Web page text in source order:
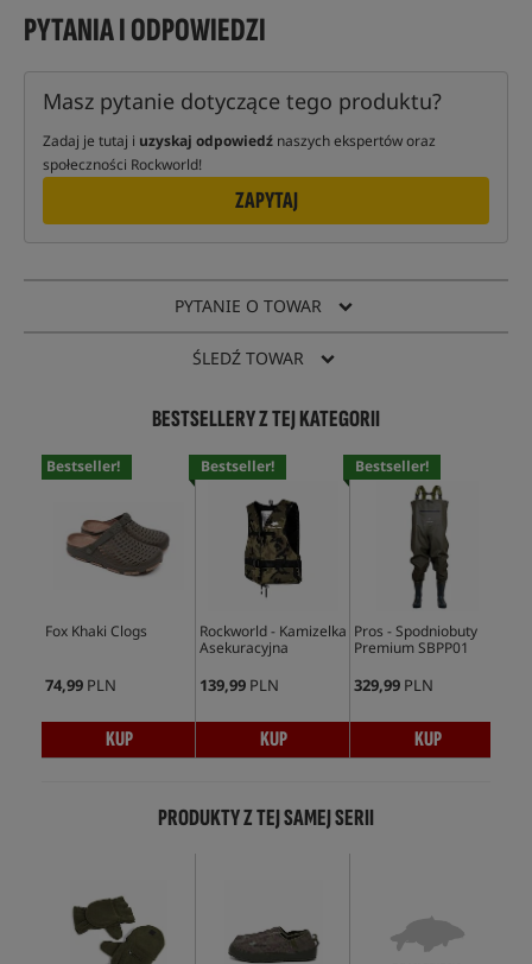
PYTANIA I ODPOWIEDZI
Masz pytanie dotyczące tego produktu?
Zadaj je tutaj i uzyskaj odpowiedź naszych ekspertów oraz
społeczności Rockworld!
ZAPYTAJ
PYTANIE O TOWAR
ŚLEDŹ TOWAR
BESTSELLERY Z TEJ KATEGORII
Bestseller!
Fox Khaki Clogs
74,99 PLN
KUP
Bestseller!
Rockworld - Kamizelka
Asekuracyjna
139,99 PLN
KUP
Bestseller!
Pros - Spodniobuty
Premium SBPP01
329,99 PLN
KUP
PRODUKTY Z TEJ SAMEJ SERII